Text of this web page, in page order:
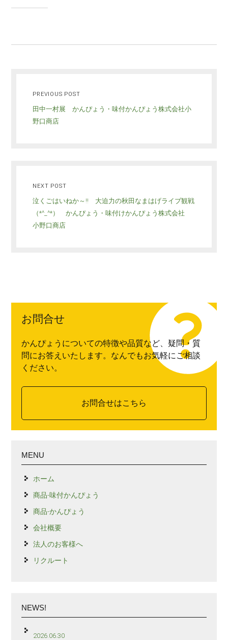
PREVIOUS POST
田中一村展 かんぴょう・味付かんぴょう株式会社小
野口商店
NEXT POST
泣くごはいねか～!! 大迫力の秋田なまはげライブ観戦
（*^_^*） かんぴょう・味付けかんぴょう株式会社
小野口商店
お問合せ
かんぴょうについての特徴や品質など、疑問・質
問にお答えいたします。なんでもお気軽にご相談
ください。
お問合せはこちら
MENU
ホーム
商品-味付かんぴょう
商品-かんぴょう
会社概要
法人のお客様へ
リクルート
NEWS!
2026.06.30